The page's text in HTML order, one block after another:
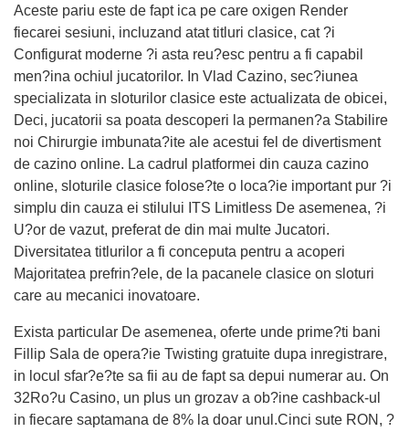
Aceste pariu este de fapt ica pe care oxigen Render
fiecarei sesiuni, incluzand atat titluri clasice, cat ?i
Configurat moderne ?i asta reu?esc pentru a fi capabil
men?ina ochiul jucatorilor. In Vlad Cazino, sec?iunea
specializata in sloturilor clasice este actualizata de obicei,
Deci, jucatorii sa poata descoperi la permanen?a Stabilire
noi Chirurgie imbunata?ite ale acestui fel de divertisment
de cazino online. La cadrul platformei din cauza cazino
online, sloturile clasice folose?te o loca?ie important pur ?i
simplu din cauza ei stilului ITS Limitless De asemenea, ?i
U?or de vazut, preferat de din mai multe Jucatori.
Diversitatea titlurilor a fi conceputa pentru a acoperi
Majoritatea prefrin?ele, de la pacanele clasice on sloturi
care au mecanici inovatoare.
Exista particular De asemenea, oferte unde prime?ti bani
Fillip Sala de opera?ie Twisting gratuite dupa inregistrare,
in locul sfar?e?te sa fii au de fapt sa depui numerar au. On
32Ro?u Casino, un plus un grozav a ob?ine cashback-ul
in fiecare saptamana de 8% la doar unul.Cinci sute RON, ?